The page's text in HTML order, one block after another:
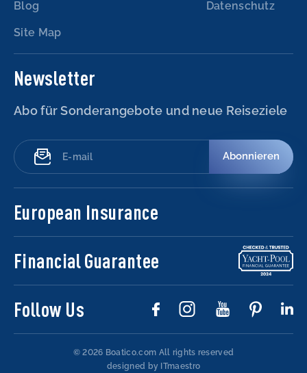
Blog
Site Map
Datenschutz
Newsletter
Abo für Sonderangebote und neue Reiseziele
Abonnieren
European Insurance
Financial Guarantee
Follow Us
© 2026 Boatico.com All rights reserved
designed by ITmaestro